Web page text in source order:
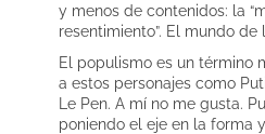
y menos de contenidos: la
resentimiento”. El mundo de
El populismo es un término
a estos personajes como
Le Pen. A mí no me gusta.
poniendo el eje en la forma